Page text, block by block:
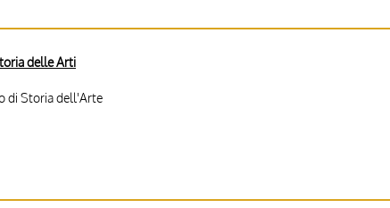
delle Arti
di Storia dell'Arte